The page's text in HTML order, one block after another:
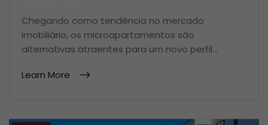
Chegando como tendência no mercado
imobiliário, os microapartamentos são
alternativas atraentes para um novo perfil…
Learn More